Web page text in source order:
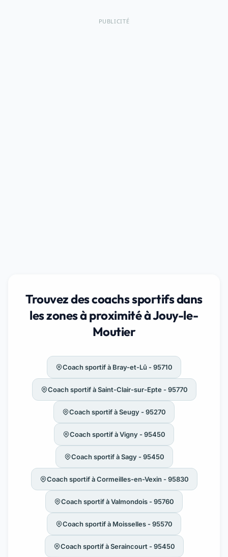
PUBLICITÉ
Trouvez des coachs sportifs dans
les zones à proximité à Jouy-le-
Moutier
Coach sportif à Bray-et-Lû - 95710
Coach sportif à Saint-Clair-sur-Epte - 95770
Coach sportif à Seugy - 95270
Coach sportif à Vigny - 95450
Coach sportif à Sagy - 95450
Coach sportif à Cormeilles-en-Vexin - 95830
Coach sportif à Valmondois - 95760
Coach sportif à Moisselles - 95570
Coach sportif à Seraincourt - 95450